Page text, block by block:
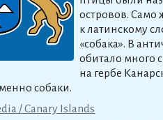
островов. Само
к латинскому
«собака». В
обитало много
на гербе
собаки.
/ Canary Islands